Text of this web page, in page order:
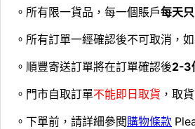
。所有限一貨品，每一個賬戶每天
。所有訂單一經確認後不可取消，
。順豐寄送訂單將在訂單確認後2-3
。門市自取訂單不能即日取貨 ，取
。下單前，請詳細參閱購物條款